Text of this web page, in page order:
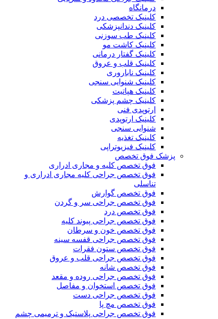
درمانگاه
کلینیک تخصصی درد
کلینیک دندانپزشکی
کلینیک طب سوزنی
کلینیک کاشت مو
کلینیک گفتار درمانی
کلینیک قلب و عروق
کلینیک ناباروری
کلینیک شنوایی سنجی
کلینیک هپاتیت
کلینیک چشم پزشکی
ارتوپدی فنی
کلینیک ارتوپدی
شنوایی سنجی
کلینیک تغذیه
کلینیک فیزیوتراپی
پزشک فوق تخصص
فوق تخصص کلیه و مجاری ادراری
فوق تخصص جراحی کلیه مجاری ادراری و
تناسلی
فوق تخصص گوارش
فوق تخصص جراحی سر و گردن
فوق تخصص درد
فوق تخصص جراحی پیوند کلیه
فوق تخصص خون و سرطان
فوق تخصص جراحی قفسه سینه
فوق تخصص ستون فقرات
فوق تخصص جراحی قلب و عروق
فوق تخصص شانه
فوق تخصص جراحی روده و مقعد
فوق تخصص استخوان و مفاصل
فوق تخصص جراحی دست
فوق تخصص مچ پا
فوق تخصص جراحی پلاستیک و ترمیمی چشم